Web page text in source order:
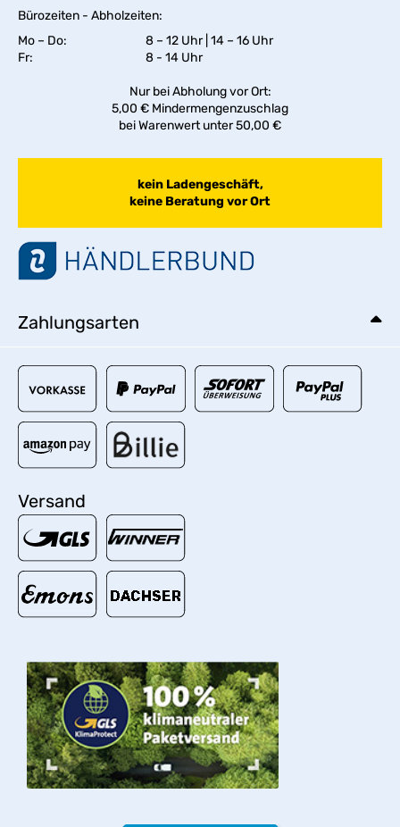
Bürozeiten - Abholzeiten:
Mo – Do:
8 – 12 Uhr | 14 – 16 Uhr
Fr:
8 - 14 Uhr
Nur bei Abholung vor Ort:
5,00 € Mindermengenzuschlag
bei Warenwert unter 50,00 €
kein Ladengeschäft,
keine Beratung vor Ort
Zahlungsarten
Versand